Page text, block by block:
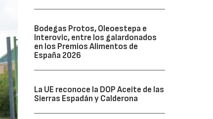
Bodegas Protos, Oleoestepa e
Interovic, entre los galardonados
en los Premios Alimentos de
España 2026
La UE reconoce la DOP Aceite de las
Sierras Espadán y Calderona